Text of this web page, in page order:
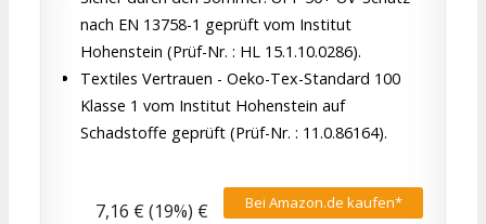
nach EN 13758-1 geprüft vom Institut
Hohenstein (Prüf-Nr. : HL 15.1.10.0286).
Textiles Vertrauen - Oeko-Tex-Standard 100
Klasse 1 vom Institut Hohenstein auf
Schadstoffe geprüft (Prüf-Nr. : 11.0.86164).
Bei Amazon.de kaufen*
7,16 € (19%) €